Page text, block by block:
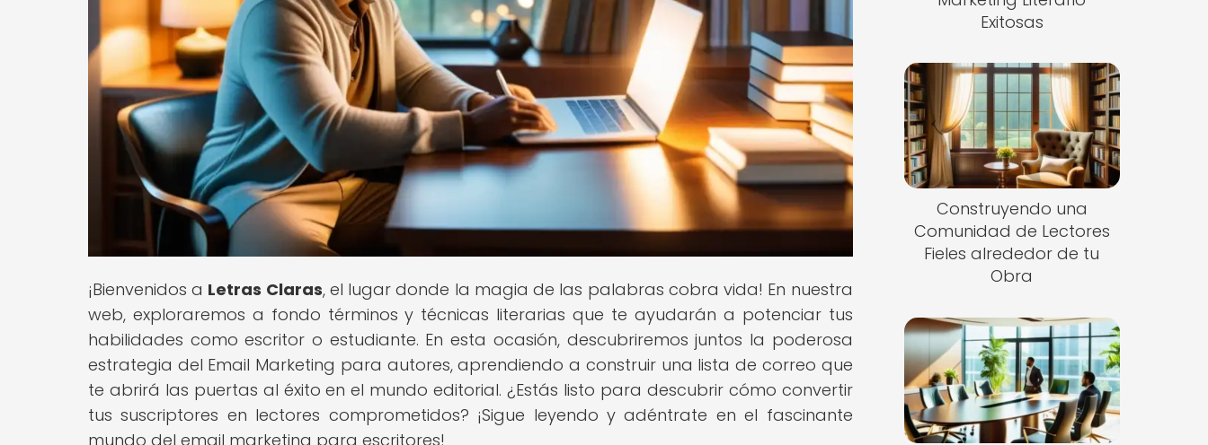
¡Bienvenidos a Letras Claras, el lugar donde la magia de las palabras cobra vida! En nuestra
web, exploraremos a fondo términos y técnicas literarias que te ayudarán a potenciar tus
habilidades como escritor o estudiante. En esta ocasión, descubriremos juntos la poderosa
estrategia del Email Marketing para autores, aprendiendo a construir una lista de correo que
te abrirá las puertas al éxito en el mundo editorial. ¿Estás listo para descubrir cómo convertir
tus suscriptores en lectores comprometidos? ¡Sigue leyendo y adéntrate en el fascinante
mundo del email marketing para escritores!
Exitosas
Construyendo una
Comunidad de Lectores
Fieles alrededor de tu
Obra